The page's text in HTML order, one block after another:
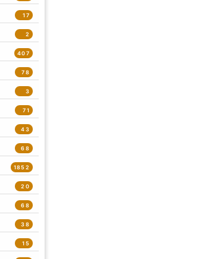
17
2
407
78
3
71
43
68
1852
20
68
38
15